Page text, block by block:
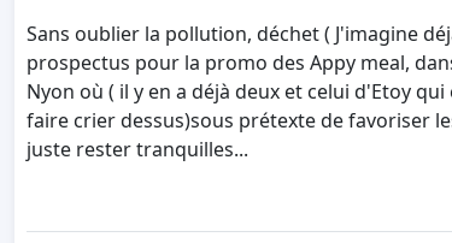
Sans oublier la pollution, déchet ( J'imagine
prospectus pour la promo des Appy meal,
Nyon où ( il y en a déjà deux et celui d'Etoy
faire crier dessus)sous prétexte de favoriser
juste rester tranquilles...